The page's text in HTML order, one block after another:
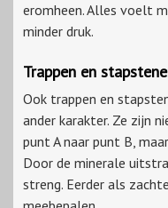
eromheen. Alles voelt
minder druk.
Trappen en
Ook trappen en
ander karakter. Ze zijn
punt A naar punt B,
Door de minerale
streng. Eerder als